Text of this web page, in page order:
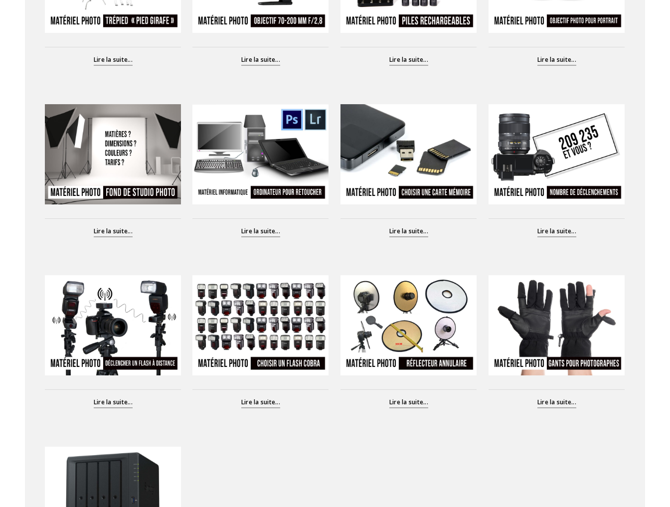
Lire la suite... Lire la suite... Lire la suite... Lire la suite...
Lire la suite... Lire la suite... Lire la suite... Lire la suite...
Lire la suite... Lire la suite... Lire la suite... Lire la suite...